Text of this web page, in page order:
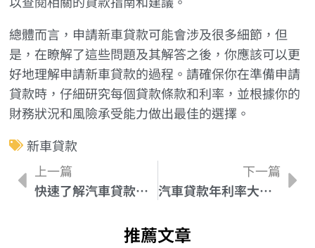
總體而言，申請新車貸款可能會涉及很多細節，但
是，在瞭解了這些問題及其解答之後，你應該可以更
好地理解申請新車貸款的過程。請確保你在準備申請
貸款時，仔細研究每個貸款條款和利率，並根據你的
財務狀況和風險承受能力做出最佳的選擇。
新車貸款
上一篇
快速了解汽車貸款額度調整的影響
下一篇
汽車貸款年利率大揭密！如何選擇最適合你的方案？
推薦文章